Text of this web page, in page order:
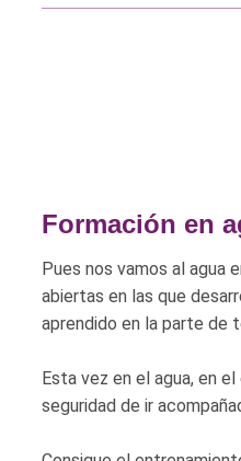
Formación en
Pues nos vamos al agua
abiertas en las que
aprendido en la parte de
Esta vez en el agua, en
seguridad de ir